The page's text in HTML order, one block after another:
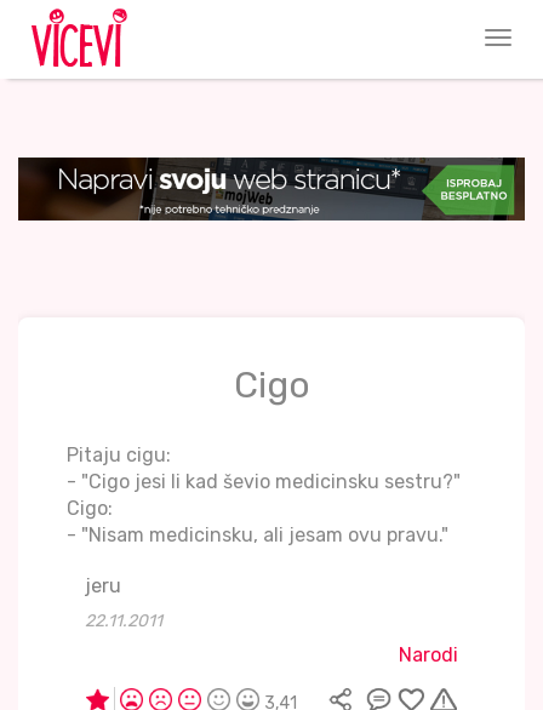
Cigo
Pitaju cigu:
- "Cigo jesi li kad ševio medicinsku sestru?"
Cigo:
- "Nisam medicinsku, ali jesam ovu pravu."
jeru
22.11.2011
Narodi
3,41